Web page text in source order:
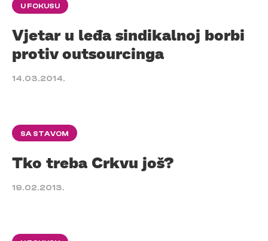
U FOKUSU
Vjetar u leđa sindikalnoj borbi
protiv outsourcinga
14.03.2014.
SA STAVOM
Tko treba Crkvu još?
19.02.2013.